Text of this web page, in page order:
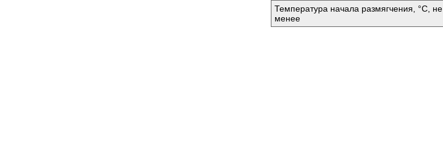
Температура начала размягчения, °C, не
менее